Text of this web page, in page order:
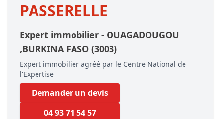
PASSERELLE
Expert immobilier - OUAGADOUGOU
,BURKINA FASO (3003)
Expert immobilier agréé par le Centre National de
l'Expertise
Demander un devis
04 93 71 54 57